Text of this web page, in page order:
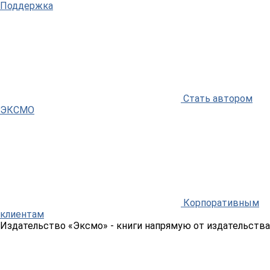
Поддержка
Стать автором
ЭКСМО
Корпоративным
клиентам
Издательство «Эксмо» - книги напрямую от издательства